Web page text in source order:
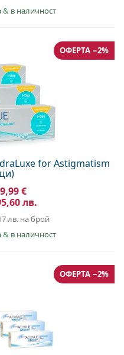
& в наличност
for Astigmatism
ОФЕРТА −2%
€
лв.
лв. на брой
& в наличност
ОФЕРТА −2%